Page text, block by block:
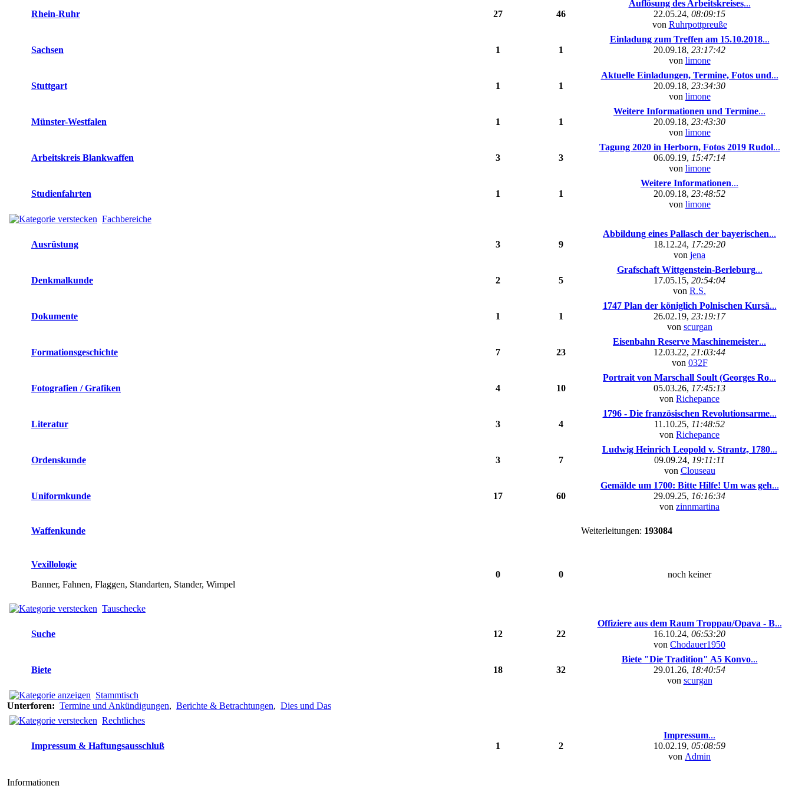
Rhein-Ruhr 27 46
Auflösung des Arbeitskreises...
22.05.24, 08:09:15
von Ruhrpottpreuße
Sachsen 1 1
Einladung zum Treffen am 15.10.2018...
20.09.18, 23:17:42
von limone
Stuttgart 1 1
Aktuelle Einladungen, Termine, Fotos und...
20.09.18, 23:34:30
von limone
Münster-Westfalen 1 1
Weitere Informationen und Termine...
20.09.18, 23:43:30
von limone
Arbeitskreis Blankwaffen 3 3
Tagung 2020 in Herborn, Fotos 2019 Rudol...
06.09.19, 15:47:14
von limone
Studienfahrten 1 1
Weitere Informationen...
20.09.18, 23:48:52
von limone
Fachbereiche
Ausrüstung 3 9
Abbildung eines Pallasch der bayerischen...
18.12.24, 17:29:20
von jena
Denkmalkunde 2 5
Grafschaft Wittgenstein-Berleburg...
17.05.15, 20:54:04
von R.S.
Dokumente 1 1
1747 Plan der königlich Polnischen Kursä...
26.02.19, 23:19:17
von scurgan
Formationsgeschichte 7 23
Eisenbahn Reserve Maschinemeister...
12.03.22, 21:03:44
von 032F
Fotografien / Grafiken 4 10
Portrait von Marschall Soult (Georges Ro...
05.03.26, 17:45:13
von Richepance
Literatur 3 4
1796 - Die französischen Revolutionsarme...
11.10.25, 11:48:52
von Richepance
Ordenskunde 3 7
Ludwig Heinrich Leopold v. Strantz, 1780...
09.09.24, 19:11:11
von Clouseau
Uniformkunde 17 60
Gemälde um 1700: Bitte Hilfe! Um was geh...
29.09.25, 16:16:34
von zinnmartina
Waffenkunde Weiterleitungen: 193084
Vexillologie
Banner, Fahnen, Flaggen, Standarten, Stander, Wimpel
0 0 noch keiner
Tauschecke
Suche 12 22
Offiziere aus dem Raum Troppau/Opava - B...
16.10.24, 06:53:20
von Chodauer1950
Biete 18 32
Biete "Die Tradition" A5 Konvo...
29.01.26, 18:40:54
von scurgan
Stammtisch
Unterforen: Termine und Ankündigungen, Berichte & Betrachtungen, Dies und Das
Rechtliches
Impressum & Haftungsausschluß 1 2
Impressum...
10.02.19, 05:08:59
von Admin
Informationen